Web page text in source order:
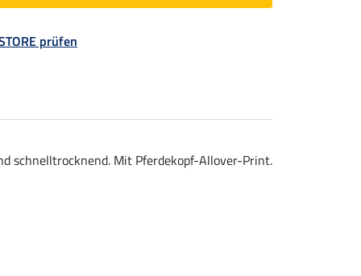
prüfen
schnelltrocknend. Mit Pferdekopf-Allover-Print.